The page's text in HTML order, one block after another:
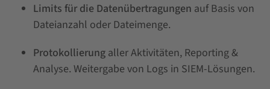
Limits für die Datenübertragungen auf Basis von
Dateianzahl oder Dateimenge.
Protokollierung aller Aktivitäten, Reporting &
Analyse. Weitergabe von Logs in SIEM-Lösungen.